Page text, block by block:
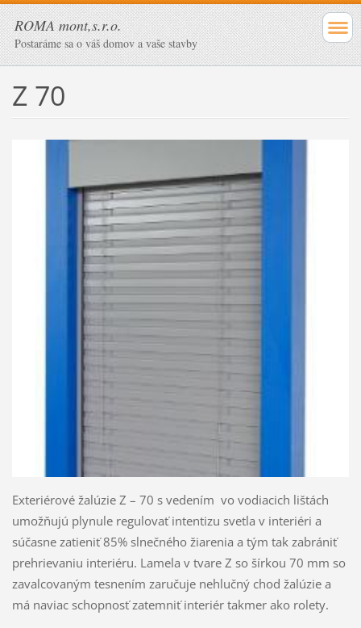
ROMA mont,s.r.o.
Postaráme sa o váš domov a vaše stavby
Z 70
Exteriérové žalúzie Z – 70 s vedením vo vodiacich lištách
umožňujú plynule regulovať intentizu svetla v interiéri a
súčasne zatieniť 85% slnečného žiarenia a tým tak zabrániť
prehrievaniu interiéru. Lamela v tvare Z so šírkou 70 mm so
zavalcovaným tesnením zaručuje nehlučný chod žalúzie a
má naviac schopnosť zatemniť interiér takmer ako rolety.